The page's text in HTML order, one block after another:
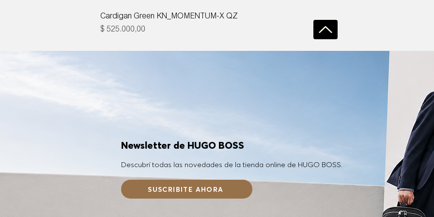
Cardigan Green KN_MOMENTUM-X QZ
Precio
$ 525.000,00
Newsletter de HUGO BOSS
Descubrí todas las novedades de la tienda online de HUGO BOSS.
SUSCRIBITE AHORA